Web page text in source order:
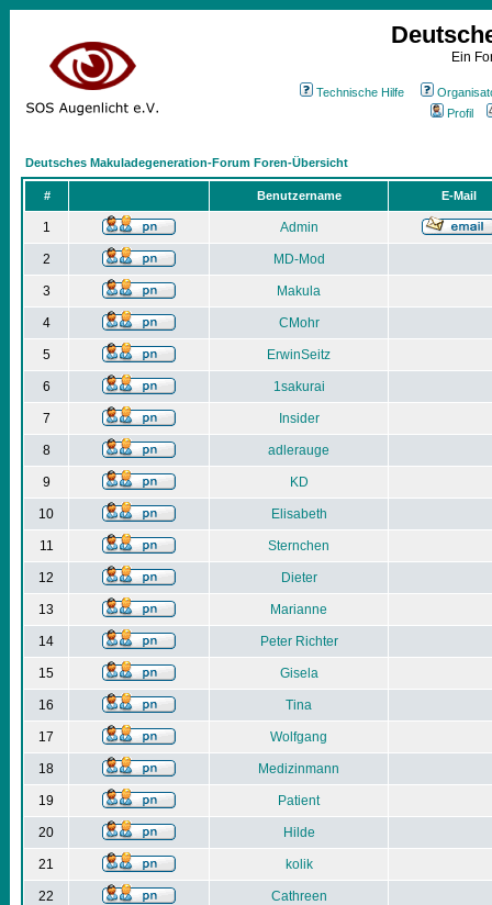
Ein
Technische Hilfe
Profil
Deutsches Makuladegeneration-Forum Foren-Übersicht
# Benutzername E-Mail
1 Admin
2 MD-Mod
3 Makula
4 CMohr
5 ErwinSeitz
6 1sakurai
7 Insider
8 adlerauge
9 KD
10 Elisabeth
11 Sternchen
12 Dieter
13 Marianne
14 Peter Richter
15 Gisela
16 Tina
17 Wolfgang
18 Medizinmann
19 Patient
20 Hilde
21 kolik
22 Cathreen